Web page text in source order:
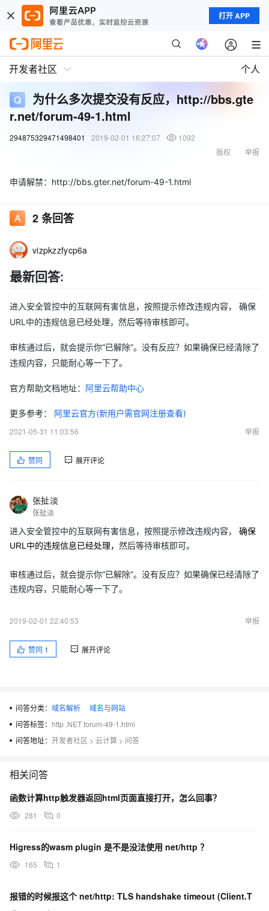
打开 APP
开发者社区 个人
为什么多次提交没有反应，http://bbs.gte
r.net/forum-49-1.html
294875329471498401 2019-02-01 16:27:07
1092
举报
版权
申请解禁：http://bbs.gter.net/forum-49-1.html
2条回答
vizpkzzfycp6a
最新回答:
进入安全管控中的互联网有害信息，按照提示修改违规内容， 确保
URL中的违规信息已经处理，然后等待审核即可。
审核通过后，就会提示你“已解除”。没有反应？如果确保已经清除了
违规内容，只能耐心等一下了。
官方帮助文档地址： 阿里云帮助中心
更多参考： 阿里云官方(新用户需官网注册查看)
2021-05-31 11:03:56
举报
赞同 展开评论
张扯淡
张扯淡
进入安全管控中的互联网有害信息，按照提示修改违规内容， 确保
URL中的违规信息已经处理， 然后等待审核即可。
审核通过后，就会提示你“已解除”。没有反应？如果确保已经清除了
违规内容，只能耐心等一下了。
2019-02-01 22:40:53 举报
赞同 1 展开评论
问答分类： 域名解析
域名与网站
问答标签： http .NET forum-49-1.html
问答地址： 开发者社区 > 云计算 > 问答
相关问答
函数计算http触发器返回html页面直接打开，怎么回事？
281 0
Higress的wasm plugin 是不是没法使用 net/http ？
165 1
报错的时候报这个 net/http: TLS handshake timeout (Client.T